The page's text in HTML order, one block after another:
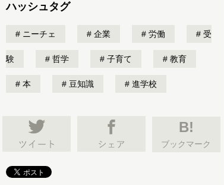
ハッシュタグ
ニーチェ 企業 労働 受
験 哲学 子育て 教育
本 豆知識 進学校
B!
ブックマーク